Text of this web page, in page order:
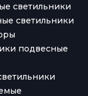
светильники
светильники
подвесные